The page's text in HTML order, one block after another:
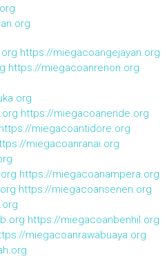
https://miegacoangejayan.org
https://miegacoanrenon.org
https://miegacoanende.org
https://miegacoantidore.org
miegacoanranai.org
https://miegacoanampera.org
https://miegacoansenen.org
https://miegacoanbenhil.org
miegacoanrawabuaya.org